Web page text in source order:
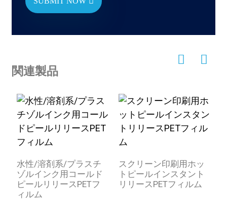
関連製品
水性/溶剤系/プラスチ
ゾルインク用コールド
ピールリリースPETフ
ィルム
スクリーン印刷用ホッ
トピールインスタント
リリースPETフィルム